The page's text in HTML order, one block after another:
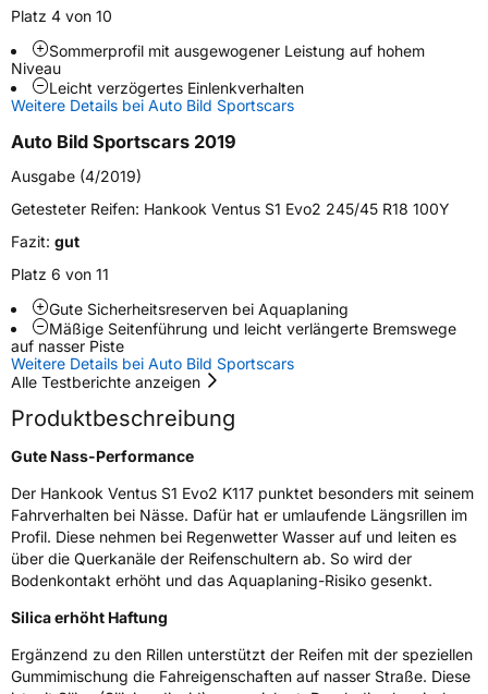
ModellnameVentus S1 Evo2 K117
Fahrzeugart
PKW & SUV
Weitere Eigenschaften
SchlauchtypTL
ZustandNeureifen
Verstärkt
EU Label
EffizienzD
NasshaftungA
Rollgeräusch (Klasse)B
Rollgeräusch (dB)71
FahrzeugklasseC1
EisgripNein
Platz 4 von 10
Sommerprofil mit ausgewogener Leistung auf hohem
Niveau
Leicht verzögertes Einlenkverhalten
Weitere Details bei Auto Bild Sportscars
Auto Bild Sportscars 2019
Ausgabe (4/2019)
Getesteter Reifen: Hankook Ventus S1 Evo2 245/45 R18 100Y
Fazit: gut
Platz 6 von 11
Gute Sicherheitsreserven bei Aquaplaning
Mäßige Seitenführung und leicht verlängerte Bremswege
auf nasser Piste
Weitere Details bei Auto Bild Sportscars
Alle Testberichte anzeigen
Produktbeschreibung
Gute Nass-Performance
Der Hankook Ventus S1 Evo2 K117 punktet besonders mit seinem
Fahrverhalten bei Nässe. Dafür hat er umlaufende Längsrillen im
Profil. Diese nehmen bei Regenwetter Wasser auf und leiten es
über die Querkanäle der Reifenschultern ab. So wird der
Bodenkontakt erhöht und das Aquaplaning-Risiko gesenkt.
Silica erhöht Haftung
Ergänzend zu den Rillen unterstützt der Reifen mit der speziellen
Gummimischung die Fahreigenschaften auf nasser Straße. Diese